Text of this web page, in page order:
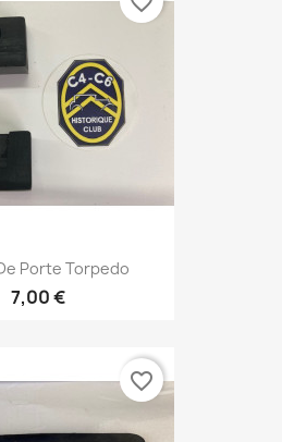
Porte Torpedo
7,00 €
favorite_border